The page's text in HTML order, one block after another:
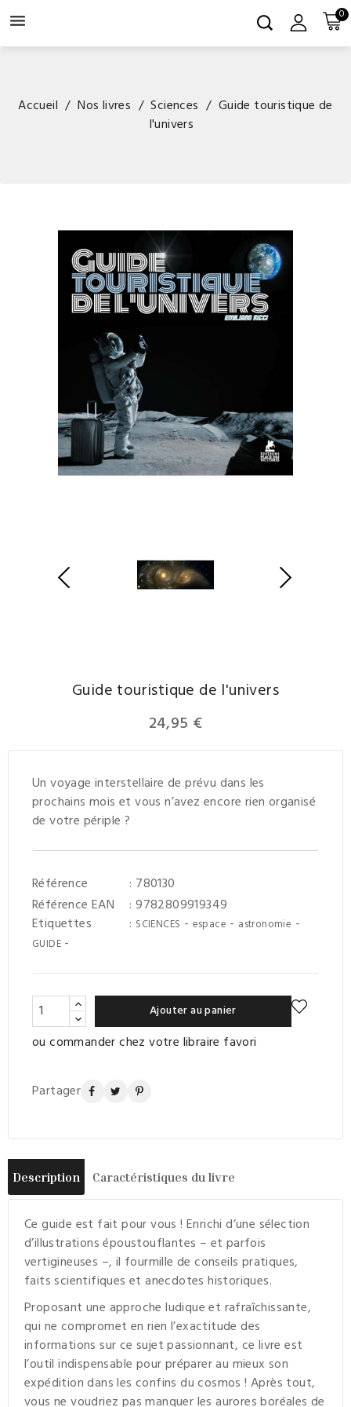
 0
Accueil Nos livres Sciences
Guide touristique de
l'univers
Guide touristique de l'univers
24,95 €
Un voyage interstellaire de prévu dans les
prochains mois et vous n’avez encore rien organisé
de votre périple ?
Référence
: 780130
Référence EAN
: 9782809919349
Etiquettes
: SCIENCES - espace - astronomie -
GUIDE -
Ajouter au panier
ou commander chez votre libraire favori
Partager
Description Caractéristiques du livre
Ce guide est fait pour vous ! Enrichi d’une sélection
d’illustrations époustouflantes – et parfois
vertigineuses –, il fourmille de conseils pratiques,
faits scientifiques et anecdotes historiques.
Proposant une approche ludique et rafraîchissante,
qui ne compromet en rien l’exactitude des
informations sur ce sujet passionnant, ce livre est
l’outil indispensable pour préparer au mieux son
expédition dans les confins du cosmos ! Après tout,
vous ne voudriez pas manquer les aurores boréales de